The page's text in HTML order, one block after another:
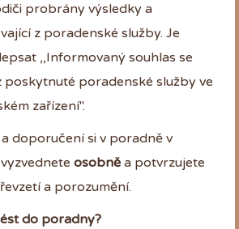
probrány výsledky a
z poradenské služby. Je
,,Informovaný souhlas se
poskytnuté poradenské služby ve
zařízení".
doporučení si v poradně v
vyzvednete osobně a potvrzujete
a porozumění.
do poradny?